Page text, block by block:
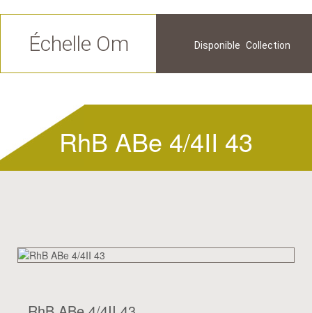
Échelle Om Disponible Collection
RhB ABe 4/4II 43